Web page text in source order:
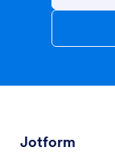
Jotform